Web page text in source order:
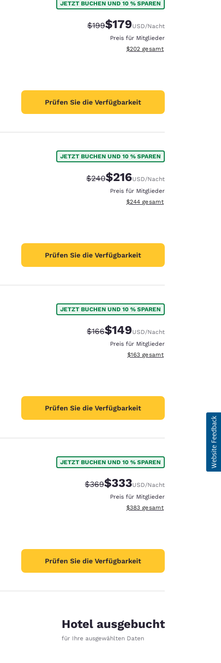
JETZT BUCHEN UND 10 % SPAREN
Durchgestrichener Preis:
$199Vergünstigter Preis:
$179USD/Nacht
Preis für Mitglieder
Geschätzte Gesamtdetails
$202 gesamt
Prüfen Sie die Verfügbarkeit
JETZT BUCHEN UND 10 % SPAREN
Durchgestrichener Preis:
$240Vergünstigter Preis:
$216USD/Nacht
Preis für Mitglieder
Geschätzte Gesamtdetails
$244 gesamt
Prüfen Sie die Verfügbarkeit
JETZT BUCHEN UND 10 % SPAREN
Durchgestrichener Preis:
$166Vergünstigter Preis:
$149USD/Nacht
Preis für Mitglieder
Geschätzte Gesamtdetails
$163 gesamt
Prüfen Sie die Verfügbarkeit
JETZT BUCHEN UND 10 % SPAREN
Durchgestrichener Preis:
$369Vergünstigter Preis:
$333USD/Nacht
Preis für Mitglieder
Geschätzte Gesamtdetails
$383 gesamt
Prüfen Sie die Verfügbarkeit
Hotel ausgebucht
für Ihre ausgewählten Daten